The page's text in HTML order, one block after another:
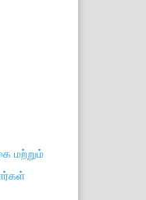
மற்றும்